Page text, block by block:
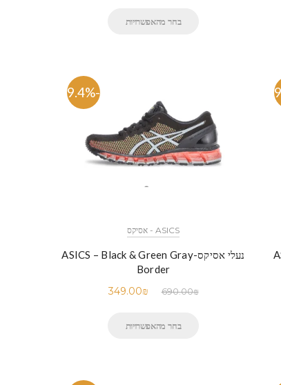
בחר מהאפשרויות
-49.4%
ASICS - אסיקס
נעלי אסיקס-ASICS – Black & Green Gray
Border
690.00₪
349.00₪
בחר מהאפשרויות